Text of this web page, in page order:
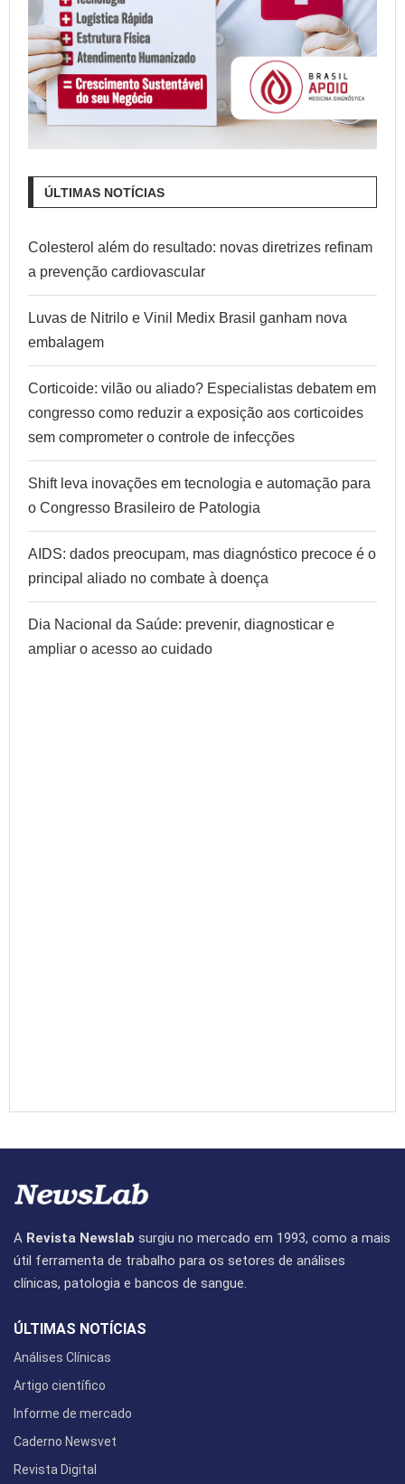
ÚLTIMAS NOTÍCIAS
Colesterol além do resultado: novas diretrizes refinam
a prevenção cardiovascular
Luvas de Nitrilo e Vinil Medix Brasil ganham nova
embalagem
Corticoide: vilão ou aliado? Especialistas debatem em
congresso como reduzir a exposição aos corticoides
sem comprometer o controle de infecções
Shift leva inovações em tecnologia e automação para
o Congresso Brasileiro de Patologia
AIDS: dados preocupam, mas diagnóstico precoce é o
principal aliado no combate à doença
Dia Nacional da Saúde: prevenir, diagnosticar e
ampliar o acesso ao cuidado
A Revista Newslab surgiu no mercado em 1993, como a mais
útil ferramenta de trabalho para os setores de análises
clínicas, patologia e bancos de sangue.
ÚLTIMAS NOTÍCIAS
Análises Clínicas
Artigo científico
Informe de mercado
Caderno Newsvet
Revista Digital